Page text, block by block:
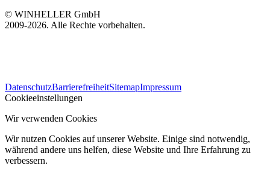
© WINHELLER GmbH
2009-2026. Alle Rechte vorbehalten.
WINHELLER GmbH
DatenschutzBarrierefreiheitSitemapImpressum
Cookieeinstellungen
Wir verwenden Cookies
Wir nutzen Cookies auf unserer Website. Einige sind notwendig,
während andere uns helfen, diese Website und Ihre Erfahrung zu
verbessern.